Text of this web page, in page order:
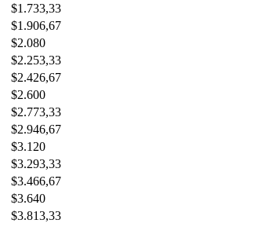
$1.733,33
$1.906,67
$2.080
$2.253,33
$2.426,67
$2.600
$2.773,33
$2.946,67
$3.120
$3.293,33
$3.466,67
$3.640
$3.813,33